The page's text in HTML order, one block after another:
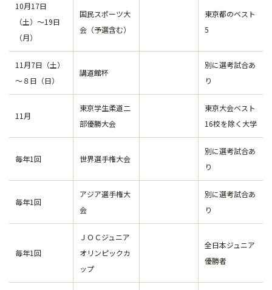
10月17日
（土）～19日
（月）
国民スポーツ大
会（予選含む）
東京都のベスト
5
11月7日（土）
～８日（日）
講道館杯
別に選考試合あ
り
11月
東京学生柔道二
部優勝大会
東京大会ベスト
16校を除く大学
毎年1回 世界選手権大会
別に選考試合あ
り
毎年1回
アジア選手権大
会
別に選考試合あ
り
毎年1回
ＪＯＣジュニア
オリンピックカ
ップ
全日本ジュニア
優勝者